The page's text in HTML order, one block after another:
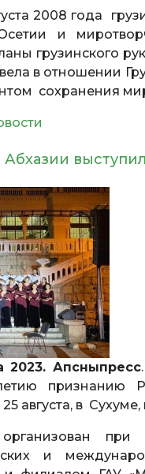
2008 года
и
грузинского
в отношении
сохранения
Абхазии
2023. Апсныпресс
признанию
августа, в
при
и